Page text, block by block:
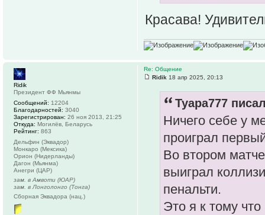
Красава!
Re: Общение
Ridik 18 апр 2025, 20:13
Tyapa777
Ничего себе у
проиграл
Во втором
выиграл
пенальти.
Это я к тому
Ridik
Президент ФФ Мьянмы
Сообщений: 12204
Благодарностей: 3040
Зарегистрирован: 26 ноя 2013, 21:25
Откуда: Могилёв, Беларусь
Рейтинг: 863
Дельфин (Эквадор)
Монкаро (Мексика)
Орион (Нидерланды)
Дагон (Мьянма)
Анегри (ЦАР)
зам. в Амвоти (ЮАР)
зам. в Лонголонго (Тонга)
Сборная Эквадора (нац.)